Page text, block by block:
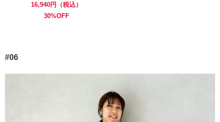
16,940円（税込）
30%OFF
#06